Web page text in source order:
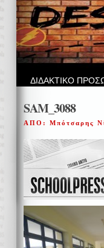
ΔΙΔΑΚΤΙΚΟ
SAM_3088
ΑΠΟ: Μπότσαρης